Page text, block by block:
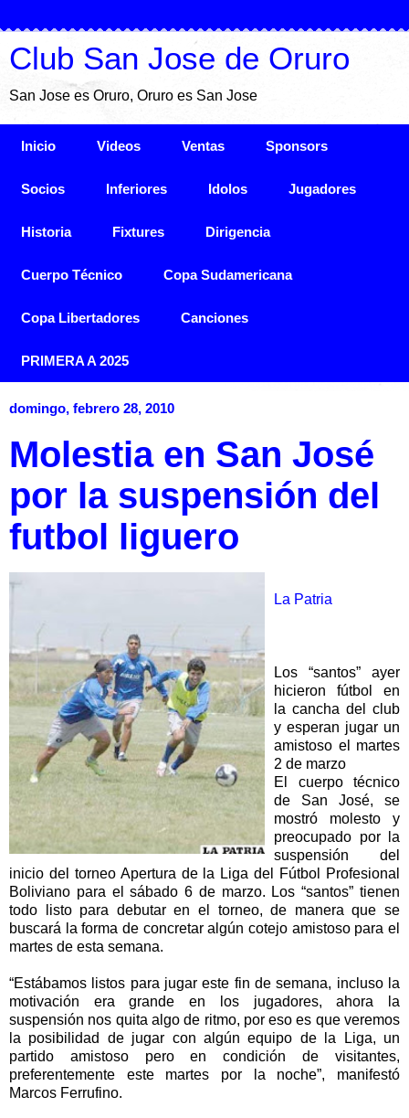
Club San Jose de Oruro
San Jose es Oruro, Oruro es San Jose
Inicio Videos Ventas Sponsors
Socios Inferiores Idolos Jugadores
Historia Fixtures Dirigencia
Cuerpo Técnico Copa Sudamericana
Copa Libertadores Canciones
PRIMERA A 2025
domingo, febrero 28, 2010
Molestia en San José
por la suspensión del
futbol liguero
La Patria
Los “santos” ayer
hicieron fútbol en
la cancha del club
y esperan jugar un
amistoso el martes
2 de marzo
El cuerpo técnico
de San José, se
mostró molesto y
preocupado por la
suspensión del
inicio del torneo Apertura de la Liga del Fútbol Profesional
Boliviano para el sábado 6 de marzo. Los “santos” tienen
todo listo para debutar en el torneo, de manera que se
buscará la forma de concretar algún cotejo amistoso para el
martes de esta semana.
“Estábamos listos para jugar este fin de semana, incluso la
motivación era grande en los jugadores, ahora la
suspensión nos quita algo de ritmo, por eso es que veremos
la posibilidad de jugar con algún equipo de la Liga, un
partido amistoso pero en condición de visitantes,
preferentemente este martes por la noche”, manifestó
Marcos Ferrufino.